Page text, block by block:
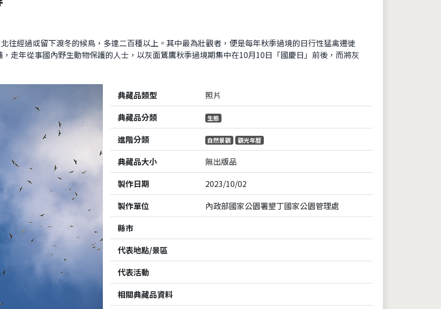
往經過或留下渡冬的候鳥，多達二百種以上。其中最為壯觀者，便是每年秋季過境的日行性猛禽遷徙
走年從事國內野生動物保護的人士，以灰面鵟鷹秋季過境期集中在10月10日「國慶日」前後，而將灰
典藏品類型
照片
典藏品分類
生態
進階分類 自然景觀 觀光年曆
典藏品大小
無出版品
製作日期
2023/10/02
製作單位
內政部國家公園署墾丁國家公園管理處
縣市
代表地點/景區
代表活動
相關典藏品資料